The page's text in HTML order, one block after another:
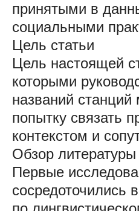
принятыми в
социальными
Цель статьи
Цель настоящей
которыми
названий
попытку связать
контекстом и
Обзор литературы
Первые